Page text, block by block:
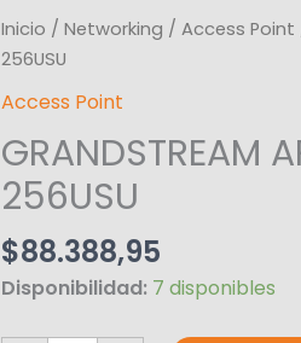
Inicio / Networking / Access Point
256USU
Access Point
GRANDSTREAM
256USU
$88.388,95
Disponibilidad: 7 disponibles
GRANDSTREAM
AP
WIFI
MESH
175M
256USU
cantidad